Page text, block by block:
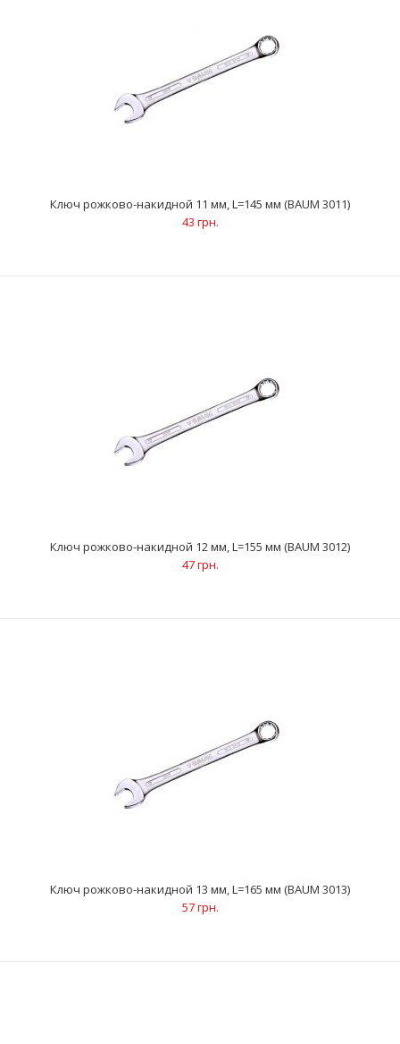
Ключ рожково-накидной 9 мм, L=125 мм (BAUM 3009)
43 грн.
43 грн.
47 грн.
Ключ рожково-накидной 11 мм, L=145 мм (BAUM 3011)
43 грн.
Ключ рожково-накидной 12 мм, L=155 мм (BAUM 3012)
47 грн.
Ключ рожково-накидной 13 мм, L=165 мм (BAUM 3013)
57 грн.